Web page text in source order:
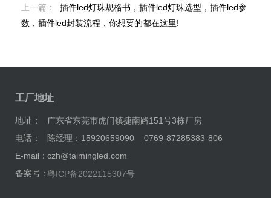
上一篇：
插件led灯珠规格书，插件led灯珠选型，插件led参
数，插件led封装流程，你想要的都在这里!
工厂地址
地址：
广东省东莞市虎门镇捷南路151号3栋厂房
电话：
陈经理：15920659090 0769-87285383-806
E-mail：czh@taimingled.com
备案号：粤ICP备2022115307号